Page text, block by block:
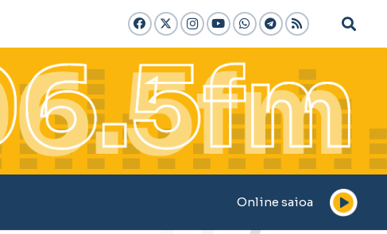
Online saioa